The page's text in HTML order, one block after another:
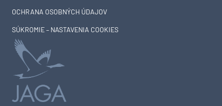
OCHRANA OSOBNÝCH ÚDAJOV
SÚKROMIE – NASTAVENIA COOKIES